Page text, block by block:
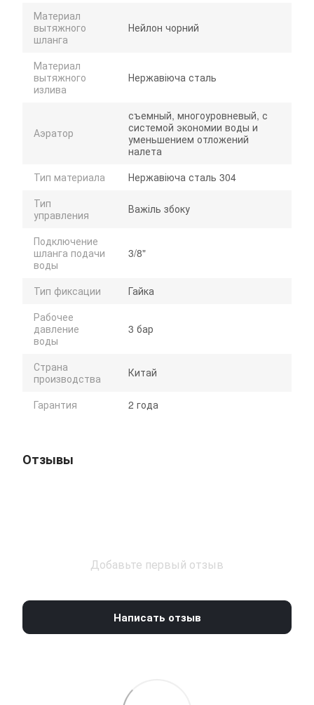
Материал
вытяжного
шланга
Нейлон чорний
Материал
вытяжного
излива
Нержавіюча сталь
Аэратор
съемный, многоуровневый, с
системой экономии воды и
уменьшением отложений
налета
Тип материала
Нержавіюча сталь 304
Тип
управления
Важіль збоку
Подключение
шланга подачи
воды
3/8"
Тип фиксации
Гайка
Рабочее
давление
воды
3 бар
Страна
производства
Китай
Гарантия 2 года
Отзывы
Добавьте первый отзыв
Написать отзыв